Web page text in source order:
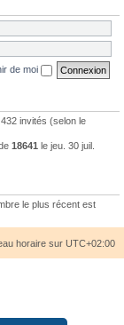
de moi
invités (selon le
18641 le jeu. 30 juil.
le plus récent est
horaire sur UTC+02:00